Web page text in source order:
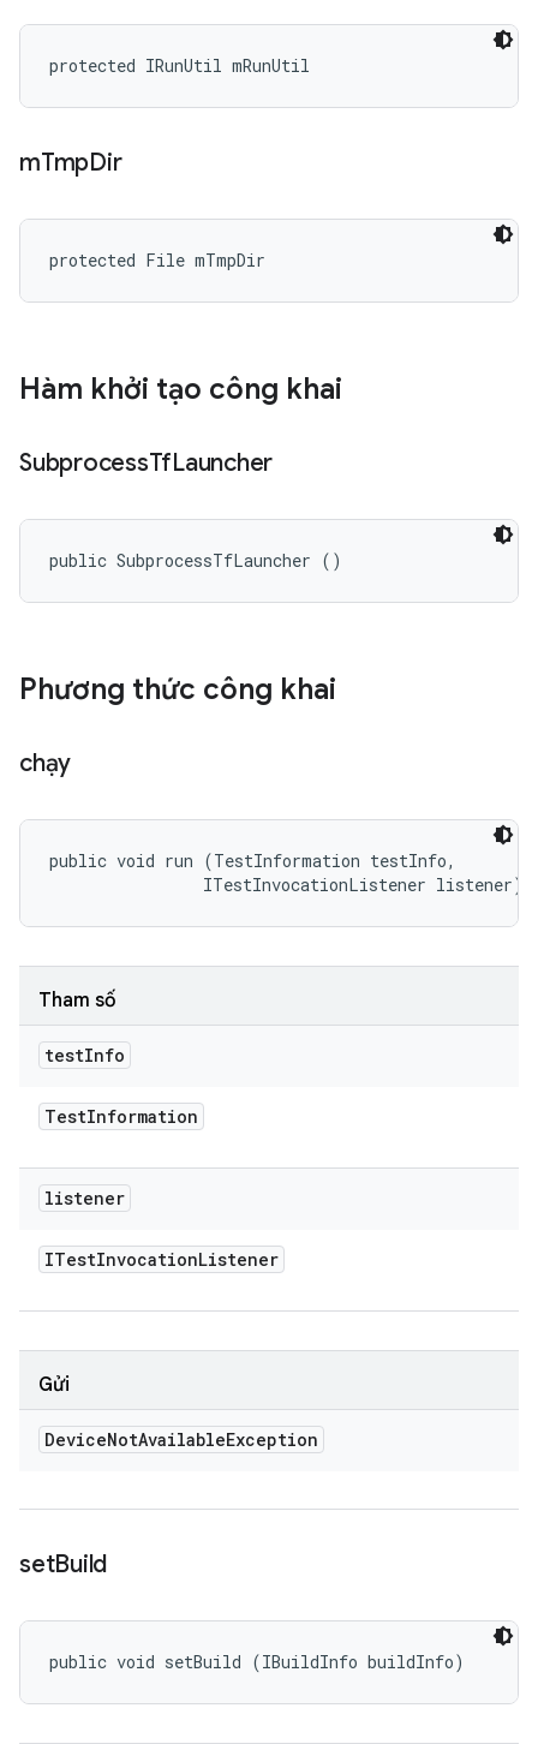
protected IRunUtil mRunUtil
mTmpDir
protected File mTmpDir
Hàm khởi tạo công khai
SubprocessTfLauncher
public SubprocessTfLauncher ()
Phương thức công khai
chạy
public void run (TestInformation testInfo,
                ITestInvocationListener listener)
Tham số
testInfo
TestInformation
listener
ITestInvocationListener
Gửi
DeviceNotAvailableException
setBuild
public void setBuild (IBuildInfo buildInfo)